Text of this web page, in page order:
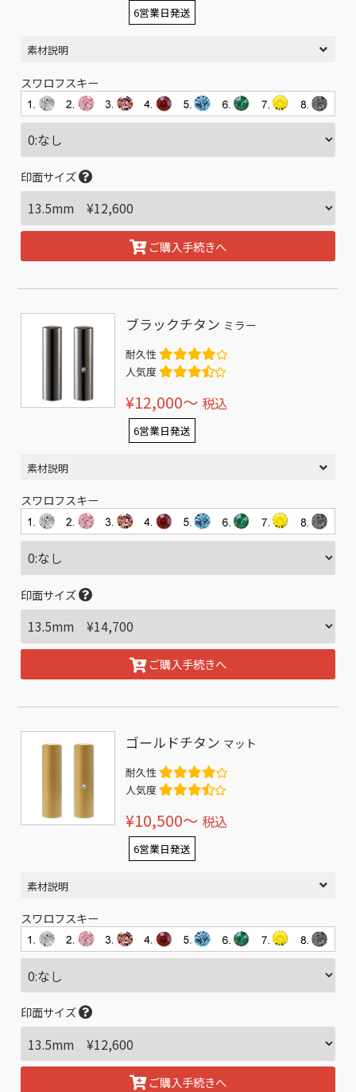
6営業日発送
素材説明
スワロフスキー
印面サイズ
ご購入手続きへ
ブラックチタン ミラー
耐久性
人気度
¥12,000〜 税込
6営業日発送
素材説明
スワロフスキー
印面サイズ
ご購入手続きへ
ゴールドチタン マット
耐久性
人気度
¥10,500〜 税込
6営業日発送
素材説明
スワロフスキー
印面サイズ
ご購入手続きへ